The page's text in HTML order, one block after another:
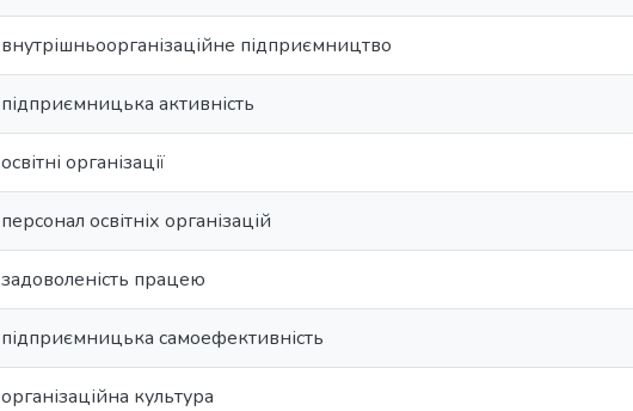
внутрішньоорганізаційне підприємництво
підприємницька активність
освітні організації
персонал освітніх організацій
задоволеність працею
підприємницька самоефективність
організаційна культура